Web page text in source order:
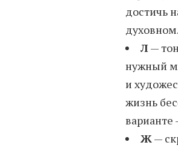
достичь
духовном.
Л—
нужный
и
жизнь
Ж —